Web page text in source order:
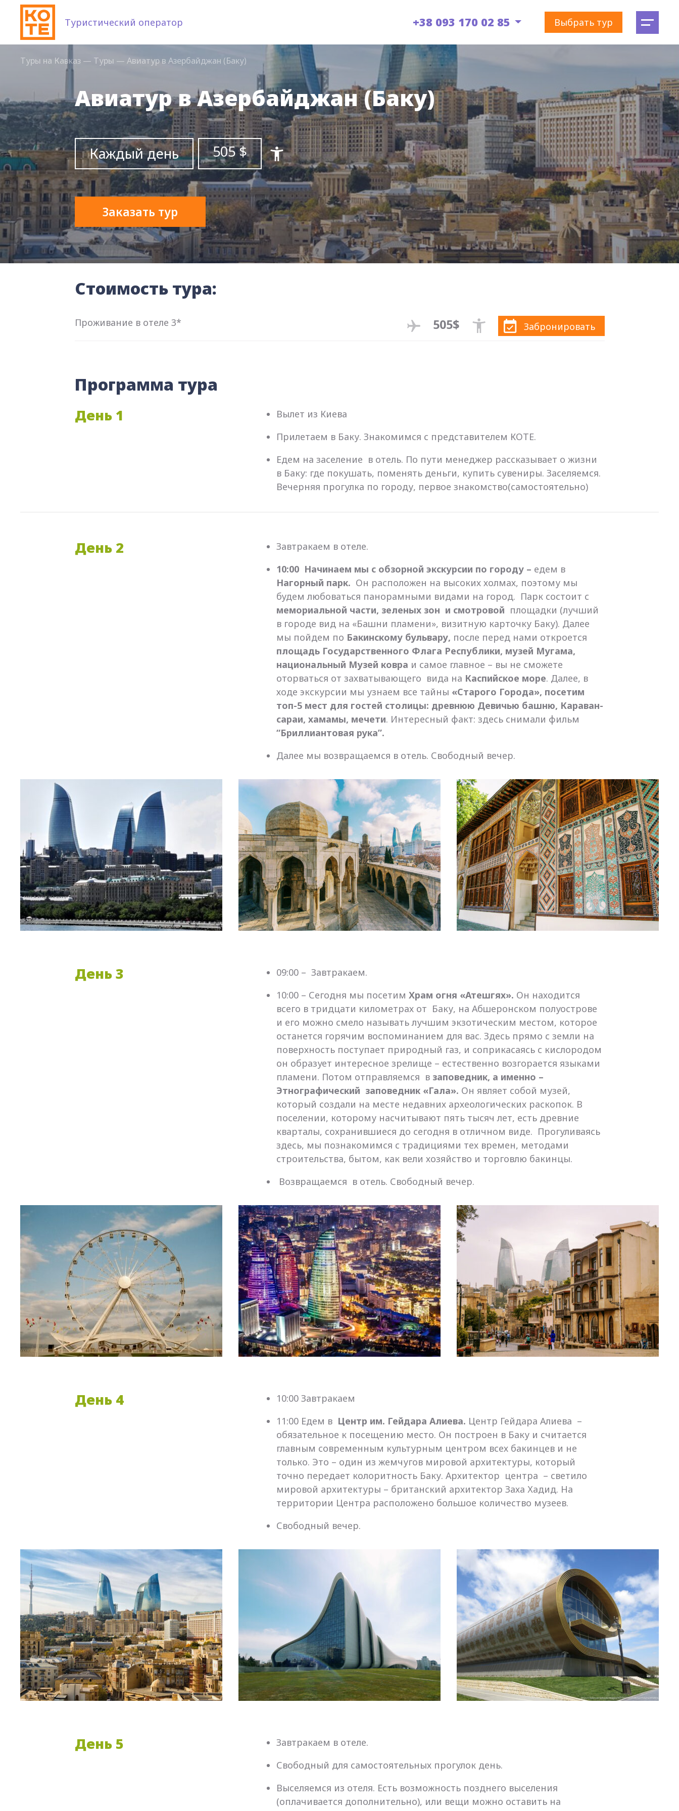
Туристический оператор +38 093 170 02 85 Выбрать тур
Туры на Кавказ — Туры — Авиатур в Азербайджан (Баку)
Авиатур в Азербайджан (Баку)
Каждый день 505 $
Заказать тур
Стоимость тура:
Проживание в отеле 3* 505$ Забронировать
Программа тура
День 1
Вылет из Киева
Прилетаем в Баку. Знакомимся с представителем КОТЕ.
Едем на заселение в отель. По пути менеджер рассказывает о жизни
в Баку: где покушать, поменять деньги, купить сувениры. Заселяемся.
Вечерняя прогулка по городу, первое знакомство(самостоятельно)
День 2
Завтракаем в отеле.
10:00 Начинаем мы с обзорной экскурсии по городу – едем в
Нагорный парк. Он расположен на высоких холмах, поэтому мы
будем любоваться панорамными видами на город. Парк состоит с
мемориальной части, зеленых зон и смотровой площадки (лучший
в городе вид на «Башни пламени», визитную карточку Баку). Далее
мы пойдем по Бакинскому бульвару, после перед нами откроется
площадь Государственного Флага Республики, музей Мугама,
национальный Музей ковра и самое главное – вы не сможете
оторваться от захватывающего вида на Каспийское море. Далее, в
ходе экскурсии мы узнаем все тайны «Старого Города», посетим
топ-5 мест для гостей столицы: древнюю Девичью башню, Караван-
сараи, хамамы, мечети. Интересный факт: здесь снимали фильм
“Бриллиантовая рука”.
Далее мы возвращаемся в отель. Свободный вечер.
День 3
09:00 – Завтракаем.
10:00 – Сегодня мы посетимХрам огня «Атешгях». Он находится
всего в тридцати километрах от Баку, на Абшеронском полуострове
и его можно смело называть лучшим экзотическим местом, которое
останется горячим воспоминанием для вас. Здесь прямо с земли на
поверхность поступает природный газ, и соприкасаясь с кислородом
он образует интересное зрелище – естественно возгорается языками
пламени. Потом отправляемся в заповедник, а именно –
Этнографический заповедник «Гала». Он являет собой музей,
который создали на месте недавних археологических раскопок. В
поселении, которому насчитывают пять тысяч лет, есть древние
кварталы, сохранившиеся до сегодня в отличном виде. Прогуливаясь
здесь, мы познакомимся с традициями тех времен, методами
строительства, бытом, как вели хозяйство и торговлю бакинцы.
Возвращаемся в отель. Свободный вечер.
День 4
10:00 Завтракаем
11:00 Едем в Центр им. Гейдара Алиева. Центр Гейдара Алиева –
обязательное к посещению место. Он построен в Баку и считается
главным современным культурным центром всех бакинцев и не
только. Это – один из жемчугов мировой архитектуры, который
точно передает колоритность Баку. Архитектор центра – светило
мировой архитектуры – британский архитектор Заха Хадид. На
территории Центра расположено большое количество музеев.
Свободный вечер.
День 5
Завтракаем в отеле.
Свободный для самостоятельных прогулок день.
Выселяемся из отеля. Есть возможность позднего выселения
(оплачивается дополнительно), или вещи можно оставить на